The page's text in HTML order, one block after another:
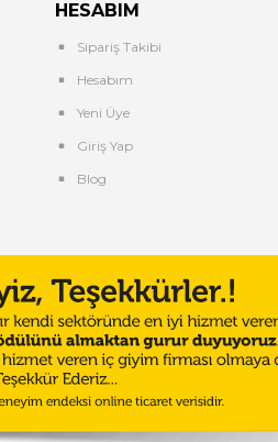
HESABIM
Sipariş Takibi
Hesabım
Yeni Üye
Giriş Yap
Blog